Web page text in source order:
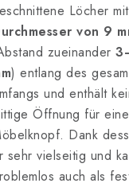
Löcher
von 9
zueinander
) entlang des
und enthält
Öffnung für
Dank
sehr vielseitig und
auch als